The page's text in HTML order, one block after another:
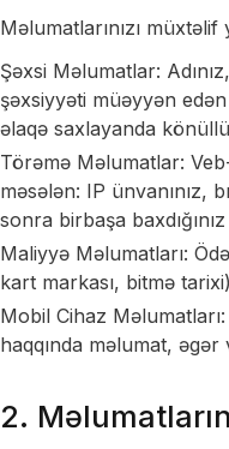
Məlumatlarınızı
Şəxsi Məlumatlar:
şəxsiyyəti müəyyən
əlaqə saxlayanda
Törəmə Məlumatlar:
məsələn: IP ünvanınız,
sonra birbaşa
Maliyyə Məlumatları:
kart markası, bitmə
Mobil Cihaz
haqqında məlumat,
2.